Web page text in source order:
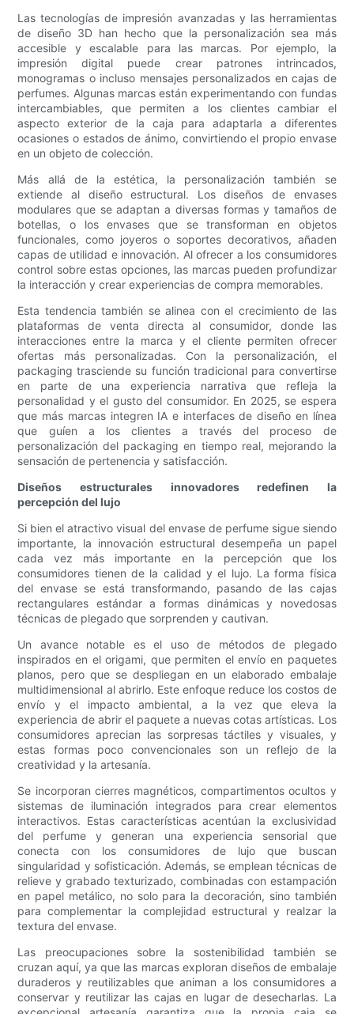
Las tecnologías de impresión avanzadas y las herramientas
de diseño 3D han hecho que la personalización sea más
accesible y escalable para las marcas. Por ejemplo, la
impresión digital puede crear patrones intrincados,
monogramas o incluso mensajes personalizados en cajas de
perfumes. Algunas marcas están experimentando con fundas
intercambiables, que permiten a los clientes cambiar el
aspecto exterior de la caja para adaptarla a diferentes
ocasiones o estados de ánimo, convirtiendo el propio envase
en un objeto de colección.
Más allá de la estética, la personalización también se
extiende al diseño estructural. Los diseños de envases
modulares que se adaptan a diversas formas y tamaños de
botellas, o los envases que se transforman en objetos
funcionales, como joyeros o soportes decorativos, añaden
capas de utilidad e innovación. Al ofrecer a los consumidores
control sobre estas opciones, las marcas pueden profundizar
la interacción y crear experiencias de compra memorables.
Esta tendencia también se alinea con el crecimiento de las
plataformas de venta directa al consumidor, donde las
interacciones entre la marca y el cliente permiten ofrecer
ofertas más personalizadas. Con la personalización, el
packaging trasciende su función tradicional para convertirse
en parte de una experiencia narrativa que refleja la
personalidad y el gusto del consumidor. En 2025, se espera
que más marcas integren IA e interfaces de diseño en línea
que guíen a los clientes a través del proceso de
personalización del packaging en tiempo real, mejorando la
sensación de pertenencia y satisfacción.
Diseños estructurales innovadores redefinen la
percepción del lujo
Si bien el atractivo visual del envase de perfume sigue siendo
importante, la innovación estructural desempeña un papel
cada vez más importante en la percepción que los
consumidores tienen de la calidad y el lujo. La forma física
del envase se está transformando, pasando de las cajas
rectangulares estándar a formas dinámicas y novedosas
técnicas de plegado que sorprenden y cautivan.
Un avance notable es el uso de métodos de plegado
inspirados en el origami, que permiten el envío en paquetes
planos, pero que se despliegan en un elaborado embalaje
multidimensional al abrirlo. Este enfoque reduce los costos de
envío y el impacto ambiental, a la vez que eleva la
experiencia de abrir el paquete a nuevas cotas artísticas. Los
consumidores aprecian las sorpresas táctiles y visuales, y
estas formas poco convencionales son un reflejo de la
creatividad y la artesanía.
Se incorporan cierres magnéticos, compartimentos ocultos y
sistemas de iluminación integrados para crear elementos
interactivos. Estas características acentúan la exclusividad
del perfume y generan una experiencia sensorial que
conecta con los consumidores de lujo que buscan
singularidad y sofisticación. Además, se emplean técnicas de
relieve y grabado texturizado, combinadas con estampación
en papel metálico, no solo para la decoración, sino también
para complementar la complejidad estructural y realzar la
textura del envase.
Las preocupaciones sobre la sostenibilidad también se
cruzan aquí, ya que las marcas exploran diseños de embalaje
duraderos y reutilizables que animan a los consumidores a
conservar y reutilizar las cajas en lugar de desecharlas. La